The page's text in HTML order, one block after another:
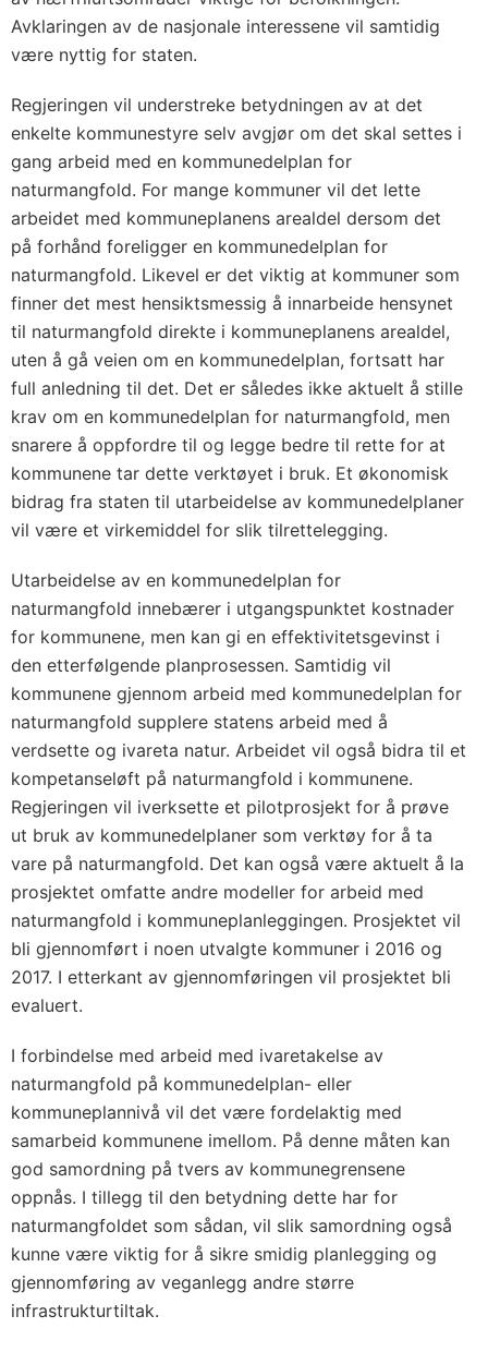
Avklaringen av de nasjonale interessene vil samtidig
være nyttig for staten.
Regjeringen vil understreke betydningen av at det
enkelte kommunestyre selv avgjør om det skal settes i
gang arbeid med en kommunedelplan for
naturmangfold. For mange kommuner vil det lette
arbeidet med kommuneplanens arealdel dersom det
på forhånd foreligger en kommunedelplan for
naturmangfold. Likevel er det viktig at kommuner som
finner det mest hensiktsmessig å innarbeide hensynet
til naturmangfold direkte i kommuneplanens arealdel,
uten å gå veien om en kommunedelplan, fortsatt har
full anledning til det. Det er således ikke aktuelt å stille
krav om en kommunedelplan for naturmangfold, men
snarere å oppfordre til og legge bedre til rette for at
kommunene tar dette verktøyet i bruk. Et økonomisk
bidrag fra staten til utarbeidelse av kommunedelplaner
vil være et virkemiddel for slik tilrettelegging.
Utarbeidelse av en kommunedelplan for
naturmangfold innebærer i utgangspunktet kostnader
for kommunene, men kan gi en effektivitetsgevinst i
den etterfølgende planprosessen. Samtidig vil
kommunene gjennom arbeid med kommunedelplan for
naturmangfold supplere statens arbeid med å
verdsette og ivareta natur. Arbeidet vil også bidra til et
kompetanseløft på naturmangfold i kommunene.
Regjeringen vil iverksette et pilotprosjekt for å prøve
ut bruk av kommunedelplaner som verktøy for å ta
vare på naturmangfold. Det kan også være aktuelt å la
prosjektet omfatte andre modeller for arbeid med
naturmangfold i kommuneplanleggingen. Prosjektet vil
bli gjennomført i noen utvalgte kommuner i 2016 og
2017. I etterkant av gjennomføringen vil prosjektet bli
evaluert.
I forbindelse med arbeid med ivaretakelse av
naturmangfold på kommunedelplan- eller
kommuneplannivå vil det være fordelaktig med
samarbeid kommunene imellom. På denne måten kan
god samordning på tvers av kommunegrensene
oppnås. I tillegg til den betydning dette har for
naturmangfoldet som sådan, vil slik samordning også
kunne være viktig for å sikre smidig planlegging og
gjennomføring av veganlegg andre større
infrastrukturtiltak.